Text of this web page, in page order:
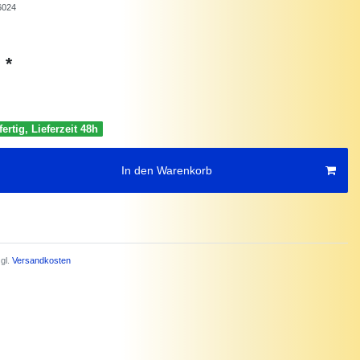
*
Lieferzeit 48h
In den Warenkorb
Versandkosten